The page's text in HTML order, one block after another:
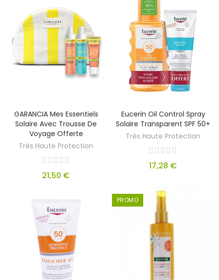
GARANCIA Mes Essentiels
Solaire Avec Trousse De
Voyage Offerte
Très Haute Protection
21,50 €
Eucerin Oil Control Spray
Solaire Transparent SPF 50+
Très Haute Protection
17,28 €
PROMO